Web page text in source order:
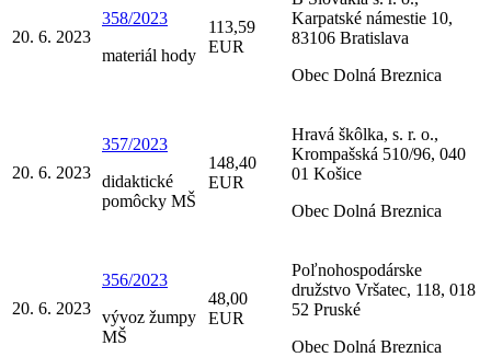
20. 6. 2023
358/2023
materiál hody
113,59
EUR
Karpatské námestie 10,
83106 Bratislava
Obec Dolná Breznica
20. 6. 2023
357/2023
didaktické
pomôcky MŠ
148,40
EUR
Hravá škôlka, s. r. o.,
Krompašská 510/96, 040
01 Košice
Obec Dolná Breznica
20. 6. 2023
356/2023
vývoz žumpy
MŠ
48,00
EUR
Poľnohospodárske
družstvo Vršatec, 118, 018
52 Pruské
Obec Dolná Breznica